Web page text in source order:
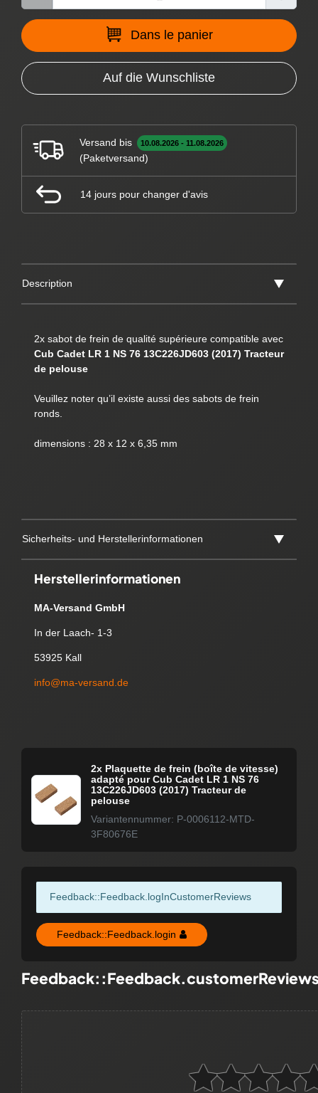
Dans le panier
Auf die Wunschliste
Versand bis 10.08.2026 - 11.08.2026
(Paketversand)
14 jours pour changer d'avis
Description
2x sabot de frein de qualité supérieure compatible avec
Cub Cadet LR 1 NS 76 13C226JD603 (2017) Tracteur
de pelouse
Veuillez noter qu’il existe aussi des sabots de frein
ronds.
dimensions : 28 x 12 x 6,35 mm
Sicherheits- und Herstellerinformationen
Herstellerinformationen
MA-Versand GmbH
In der Laach- 1-3
53925 Kall
info@ma-versand.de
2x Plaquette de frein (boîte de vitesse)
adapté pour Cub Cadet LR 1 NS 76
13C226JD603 (2017) Tracteur de
pelouse
Variantennummer: P-0006112-MTD-
3F80676E
Feedback::Feedback.logInCustomerReviews
Feedback::Feedback.login